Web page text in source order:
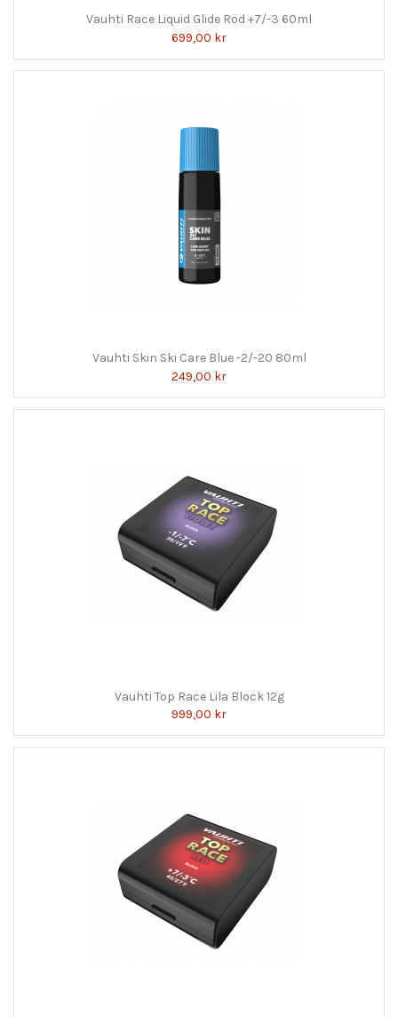
Vauhti Race Liquid Glide Röd +7/-3 60ml
699,00 kr
Vauhti Skin Ski Care Blue -2/-20 80ml
249,00 kr
Vauhti Top Race Lila Block 12g
999,00 kr